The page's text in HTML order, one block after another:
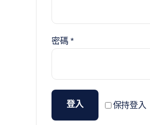
密碼*必
保持登入
登入